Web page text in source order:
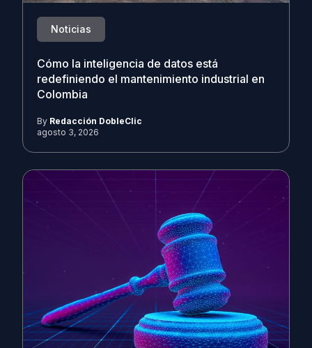
Noticias
Cómo la inteligencia de datos está
redefiniendo el mantenimiento industrial en
Colombia
By Redacción DobleClic
agosto 3, 2026